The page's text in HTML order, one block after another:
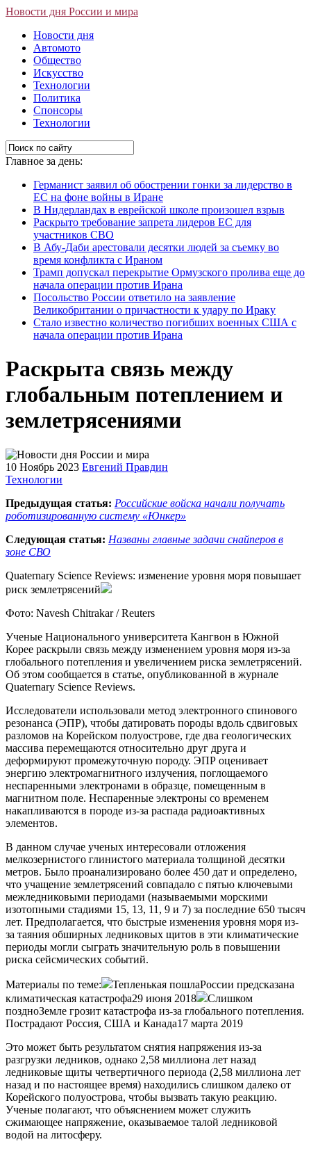
Новости дня России и мира
Новости дня
Автомото
Общество
Искусство
Технологии
Политика
Спонсоры
Технологии
Главное за день:
Германист заявил об обострении гонки за лидерство в
ЕС на фоне войны в Иране
В Нидерландах в еврейской школе произошел взрыв
Раскрыто требование запрета лидеров ЕС для
участников СВО
В Абу-Даби арестовали десятки людей за съемку во
время конфликта с Ираном
Трамп допускал перекрытие Ормузского пролива еще до
начала операции против Ирана
Посольство России ответило на заявление
Великобритании о причастности к удару по Ираку
Стало известно количество погибших военных США с
начала операции против Ирана
Раскрыта связь между
глобальным потеплением и
землетрясениями
10 Ноябрь 2023 Евгений Правдин
Технологии
Предыдущая статья: Российские войска начали получать
роботизированную систему «Юнкер»
Следующая статья: Названы главные задачи снайперов в
зоне СВО
Quaternary Science Reviews: изменение уровня моря повышает
риск землетрясений
Фото: Navesh Chitrakar / Reuters
Ученые Национального университета Кангвон в Южной
Корее раскрыли связь между изменением уровня моря из-за
глобального потепления и увеличением риска землетрясений.
Об этом сообщается в статье, опубликованной в журнале
Quaternary Science Reviews.
Исследователи использовали метод электронного спинового
резонанса (ЭПР), чтобы датировать породы вдоль сдвиговых
разломов на Корейском полуострове, где два геологических
массива перемещаются относительно друг друга и
деформируют промежуточную породу. ЭПР оценивает
энергию электромагнитного излучения, поглощаемого
неспаренными электронами в образце, помещенным в
магнитном поле. Неспаренные электроны со временем
накапливаются в породе из-за распада радиоактивных
элементов.
В данном случае ученых интересовали отложения
мелкозернистого глинистого материала толщиной десятки
метров. Было проанализировано более 450 дат и определено,
что учащение землетрясений совпадало с пятью ключевыми
межледниковыми периодами (называемыми морскими
изотопными стадиями 15, 13, 11, 9 и 7) за последние 650 тысяч
лет. Предполагается, что быстрые изменения уровня моря из-
за таяния обширных ледниковых щитов в эти климатические
периоды могли сыграть значительную роль в повышении
риска сейсмических событий.
Материалы по теме:
Тепленькая пошлаРоссии предсказана
климатическая катастрофа29 июня 2018
Слишком
поздноЗемле грозит катастрофа из-за глобального потепления.
Пострадают Россия, США и Канада17 марта 2019
Это может быть результатом снятия напряжения из-за
разгрузки ледников, однако 2,58 миллиона лет назад
ледниковые щиты четвертичного периода (2,58 миллиона лет
назад и по настоящее время) находились слишком далеко от
Корейского полуострова, чтобы вызвать такую ​​реакцию.
Ученые полагают, что объяснением может служить
сжимающее напряжение, оказываемое талой ледниковой
водой на литосферу.